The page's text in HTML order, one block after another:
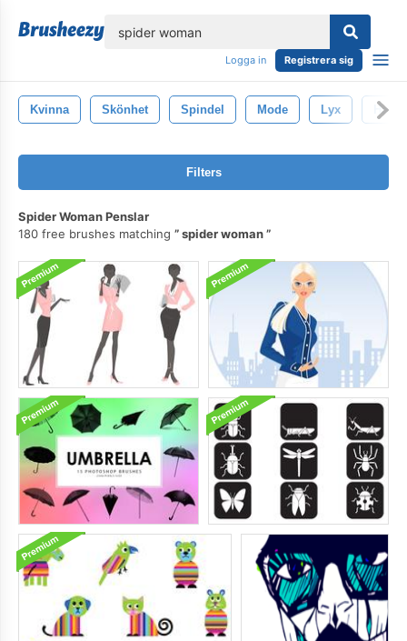
Logga in Registrera sig
Kvinna Skönhet Spindel Mode Lyx
Filters
Spider Woman Penslar
180 free brushes matching
spider woman